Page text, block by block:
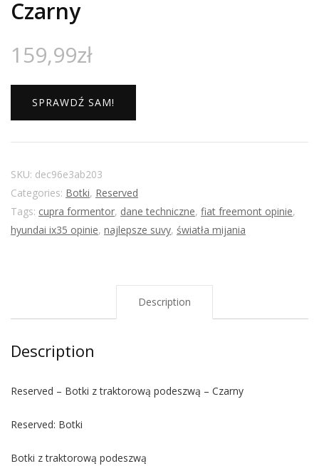
Czarny
159,99zł
SPRAWDŹ SAM!
SKU: dec96e3ab203
Categories: Botki, Reserved
Tags: cupra formentor, dane techniczne, fiat freemont opinie,
hyundai ix35 opinie, najlepsze suvy, światła mijania
Description
Description
Reserved – Botki z traktorową podeszwą – Czarny
Reserved: Botki
Botki z traktorową podeszwą